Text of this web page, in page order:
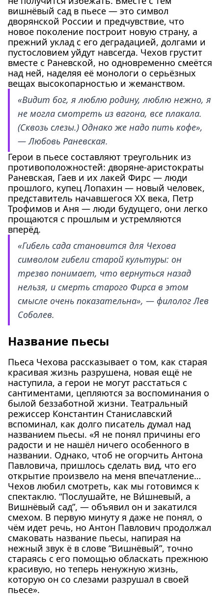
вишнёвый сад в пьесе — это символ
дворянской России и предчувствие, что
новое поколение построит новую страну, а
прежний уклад с его деградацией, долгами и
пустословием уйдут навсегда. Чехов грустит
вместе с Раневской, но одновременно смеётся
над ней, наделяя её монологи о серьёзных
вещах высокопарностью и жеманством.
«Видит бог, я люблю родину, люблю нежно, я
не могла смотреть из вагона, все плакала.
(Сквозь слезы.) Однако же надо пить кофе»,
— Любовь Раневская.
Герои в пьесе составляют треугольник из
противоположностей: дворяне-аристократы
Раневская, Гаев и их лакей Фирс — люди
прошлого, купец Лопахин — новый человек,
представитель начавшегося XX века, Петр
Трофимов и Аня — люди будущего, они легко
прощаются с прошлым и устремляются
вперёд.
«Гибель сада становится для Чехова
символом гибели старой культуры: он
трезво понимает, что вернуться назад
нельзя, и смерть старого Фирса в этом
смысле очень показательна», — филолог Лев
Соболев.
Название пьесы
Пьеса Чехова рассказывает о том, как старая
красивая жизнь разрушена, новая ещё не
наступила, а герои не могут расстаться с
сантиментами, цепляются за воспоминания о
былой беззаботной жизни. Театральный
режиссер Константин Станиславский
вспоминал, как долго писатель думал над
названием пьесы. «Я не понял причины его
радости и не нашёл ничего особенного в
названии. Однако, чтоб не огорчить Антона
Павловича, пришлось сделать вид, что его
открытие произвело на меня впечатление…
Чехов любил смотреть, как мы готовимся к
спектаклю. “Послушайте, не Ви́шневый, а
Вишнёвый сад”, — объявил он и закатился
смехом. В первую минуту я даже не понял, о
чём идет речь, но Антон Павлович продолжал
смаковать название пьесы, напирая на
нежный звук ё в слове “Вишнёвый”, точно
стараясь с его помощью обласкать прежнюю
красивую, но теперь ненужную жизнь,
которую он со слезами разрушал в своей
пьесе».